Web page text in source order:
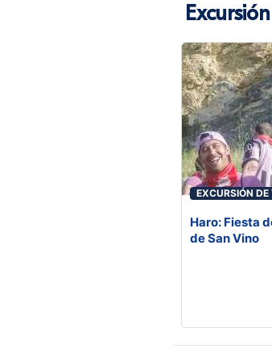
EXCURSIÓN
Haro: Fiesta
de San Vino